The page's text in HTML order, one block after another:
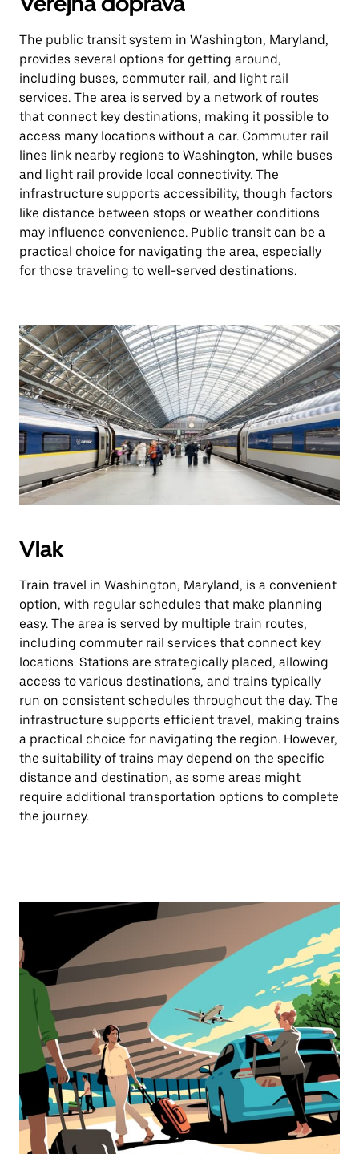
The public transit system in Washington, Maryland,
provides several options for getting around,
including buses, commuter rail, and light rail
services. The area is served by a network of routes
that connect key destinations, making it possible to
access many locations without a car. Commuter rail
lines link nearby regions to Washington, while buses
and light rail provide local connectivity. The
infrastructure supports accessibility, though factors
like distance between stops or weather conditions
may influence convenience. Public transit can be a
practical choice for navigating the area, especially
for those traveling to well-served destinations.
Vlak
Train travel in Washington, Maryland, is a convenient
option, with regular schedules that make planning
easy. The area is served by multiple train routes,
including commuter rail services that connect key
locations. Stations are strategically placed, allowing
access to various destinations, and trains typically
run on consistent schedules throughout the day. The
infrastructure supports efficient travel, making trains
a practical choice for navigating the region. However,
the suitability of trains may depend on the specific
distance and destination, as some areas might
require additional transportation options to complete
the journey.